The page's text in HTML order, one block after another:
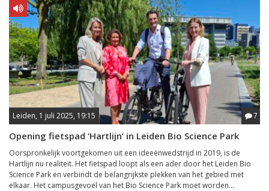
Leiden, 1 juli 2025, 19:15 7
Opening fietspad ‘Hartlijn’ in Leiden Bio Science Park
Oorspronkelijk voortgekomen uit een ideeënwedstrijd in 2019, is de
Hartlijn nu realiteit. Het fietspad loopt als een ader door het Leiden Bio
Science Park en verbindt de belangrijkste plekken van het gebied met
elkaar. Het campusgevoel van het Bio Science Park moet worden...